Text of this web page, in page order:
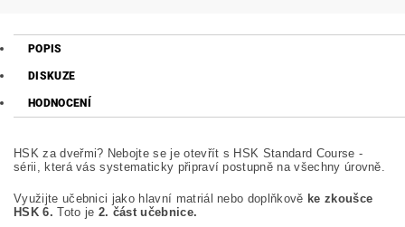
POPIS
DISKUZE
HODNOCENÍ
HSK za dveřmi? Nebojte se je otevřít s HSK Standard Course -
sérii, která vás systematicky připraví postupně na všechny úrovně.
Využijte učebnici jako hlavní matriál nebo doplňkově ke zkoušce
HSK 6.Toto je 2. část učebnice.